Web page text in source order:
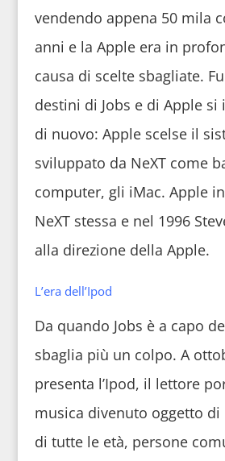
vendendo appena 50 mila
anni e la Apple era in
causa di scelte sbagliate.
destini di Jobs e di Apple
di nuovo: Apple scelse il
sviluppato da NeXT come
computer, gli iMac. Apple
NeXT stessa e nel 1996
alla direzione della Apple.
L’era dell’Ipod
Da quando Jobs è a capo
sbaglia più un colpo. A
presenta l’Ipod, il lettore
musica divenuto oggetto
di tutte le età, persone